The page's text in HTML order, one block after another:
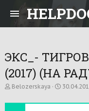
ЭКС_-
(2017) (НА
А
т
Belozerskaya
Д
т